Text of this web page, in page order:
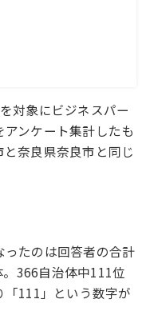
対象にビジネスパー
ンケート集計したも
奈良県奈良市と同じ
たのは回答者の合計
366自治体中111位
111」という数字が